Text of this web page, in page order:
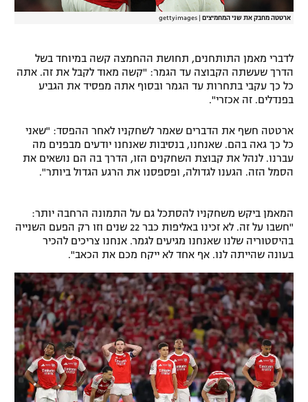
ארטטה מחבק את שני המחמיצים gettyimages
לדברי מאמן התותחנים, תחושת ההחמצה קשה במיוחד בשל
הדרך שעשתה הקבוצה עד הגמר: "קשה מאוד לקבל את זה. אתה
כל כך עקבי בתחרות עד הגמר ובסוף אתה מפסיד את הגביע
בפנדלים. זה אכזרי".
ארטטה חשף את הדברים שאמר לשחקניו לאחר ההפסד: "שאני
כל כך גאה בהם. שאנחנו, בנסיבות שאנחנו יודעים מבפנים מה
עברנו. לנהל את קבוצת השחקנים הזו, הדרך בה הם נושאים את
הסמל הזה. הגענו לגדולה, ופספסנו את הרגע הגדול ביותר".
המאמן ביקש משחקניו להסתכל גם על התמונה הרחבה יותר:
"חשבו על זה. לא זכינו באליפות כבר 22 שנים וזו רק הפעם השנייה
בהיסטוריה שלנו שאנחנו מגיעים לגמר. אנחנו צריכים להכיר
בעונה שהייתה לנו. אף אחד לא ייקח מכם את הכאב".